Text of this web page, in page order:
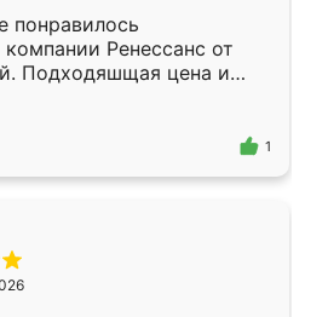
понравилось
Ренессанс от
Подходяшщая цена и
Приехавший
Владислав
эскизу самый
1